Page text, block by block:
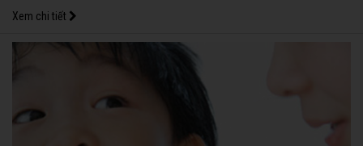
giữa các bữa ăn nên từ 2 giờ 30 phút – 3 giờ và hạn chế ăn thêm quá nhiều
bữa phụ.
Xem chi tiết